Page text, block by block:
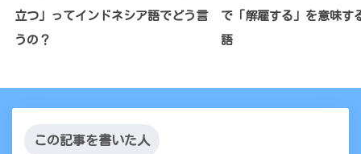
立つ」ってインドネシア語でどう言
うの？
で「解雇する」を意味す
語
この記事を書いた人